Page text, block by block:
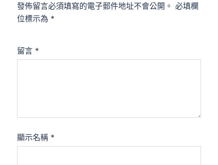
發佈留言必須填寫的電子郵件地址不會公開。 必填欄
位標示為 *
留言 *
顯示名稱 *